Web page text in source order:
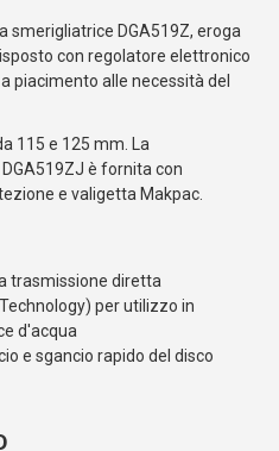
smerigliatrice DGA519Z, eroga
con regolatore elettronico
piacimento alle necessità del
115 e 125 mm. La
è fornita con
e valigetta Makpac.
trasmissione diretta
per utilizzo in
d'acqua
e sgancio rapido del disco